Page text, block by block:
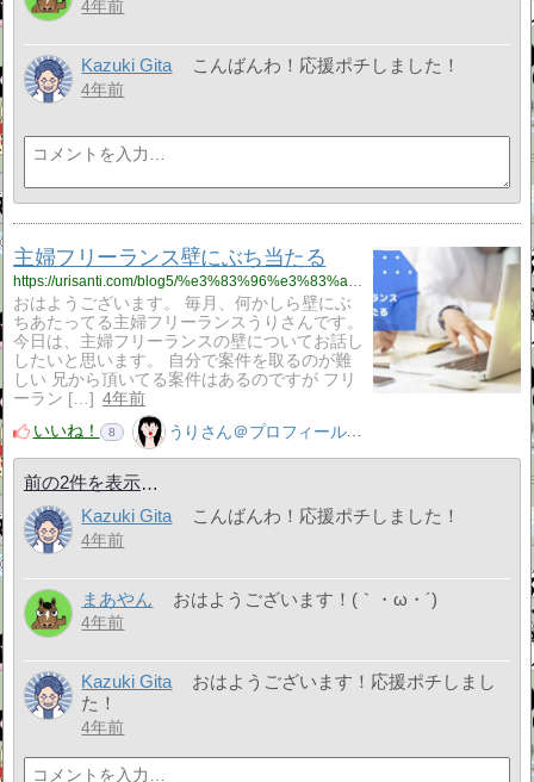
4年前
Kazuki Gita こんばんわ！応援ポチしました！
4年前
主婦フリーランス壁にぶち当たる
https://urisanti.com/blog5/%e3%83%96%e3%83%ad%e3%82%b0/
おはようございます。 毎月、何かしら壁にぶ
ちあたってる主婦フリーランスうりさんです。
今日は、主婦フリーランスの壁についてお話し
したいと思います。 自分で案件を取るのが難
しい 兄から頂いてる案件はあるのですが フリ
ーラン […]
4年前
いいね！
8 うりさん＠プロフィール見てね！はてぶ、応援よろしく！
前の2件を表示
Kazuki Gita
こんばんわ！応援ポチしました！
4年前
まあやん おはようございます！(｀・ω・´)ゞ
4年前
Kazuki Gita
おはようございます！応援ポチしまし
た！
4年前